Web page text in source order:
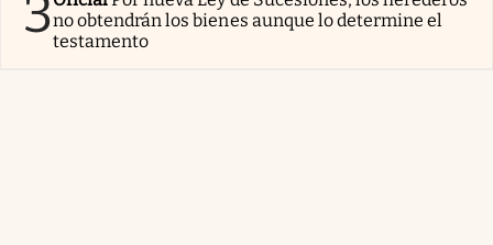
3no obtendrán los bienes aunque lo determine el
testamento